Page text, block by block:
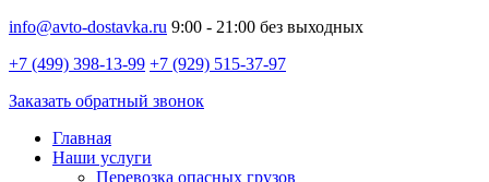
info@avto-dostavka.ru 9:00 - 21:00 без выходных
+7 (499) 398-13-99 +7 (929) 515-37-97
Заказать обратный звонок
Главная
Наши услуги
Перевозка опасных грузов